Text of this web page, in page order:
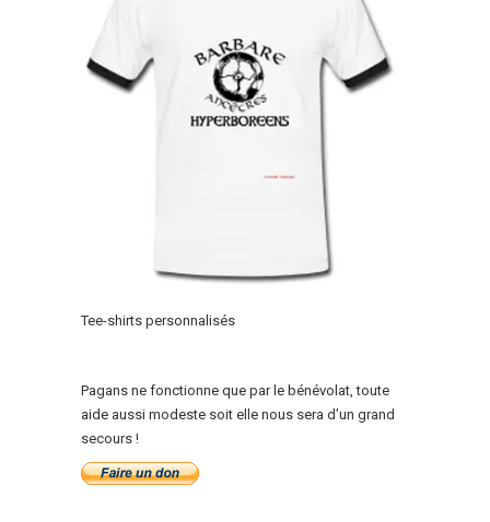
Tee-shirts personnalisés
Pagans ne fonctionne que par le bénévolat, toute
aide aussi modeste soit elle nous sera d’un grand
secours !